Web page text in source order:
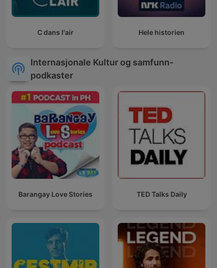
C dans l'air Hele historien
Internasjonale Kultur og samfunn-
podkaster
Barangay Love Stories TED Talks Daily